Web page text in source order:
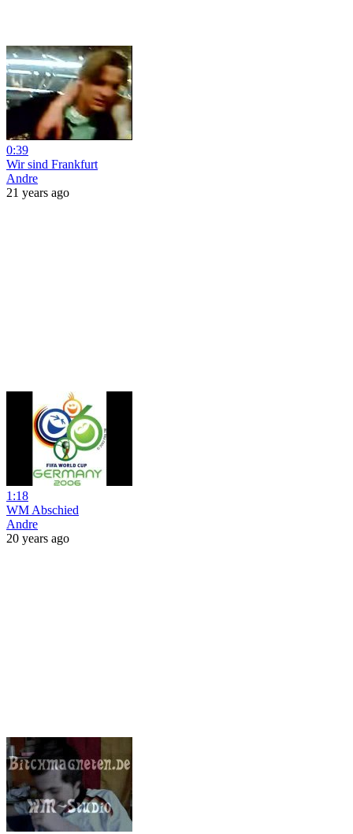
0:39
Wir sind Frankfurt
Andre
21 years ago
1:18
WM Abschied
Andre
20 years ago